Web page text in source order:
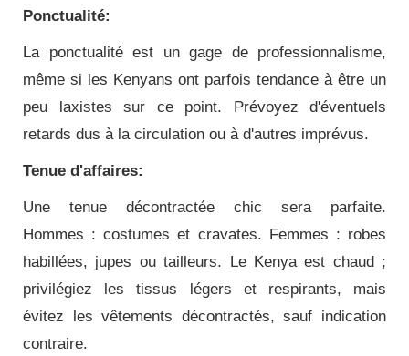
Ponctualité:
La ponctualité est un gage de professionnalisme,
même si les Kenyans ont parfois tendance à être un
peu laxistes sur ce point. Prévoyez d'éventuels
retards dus à la circulation ou à d'autres imprévus.
Tenue d'affaires:
Une tenue décontractée chic sera parfaite.
Hommes : costumes et cravates. Femmes : robes
habillées, jupes ou tailleurs. Le Kenya est chaud ;
privilégiez les tissus légers et respirants, mais
évitez les vêtements décontractés, sauf indication
contraire.